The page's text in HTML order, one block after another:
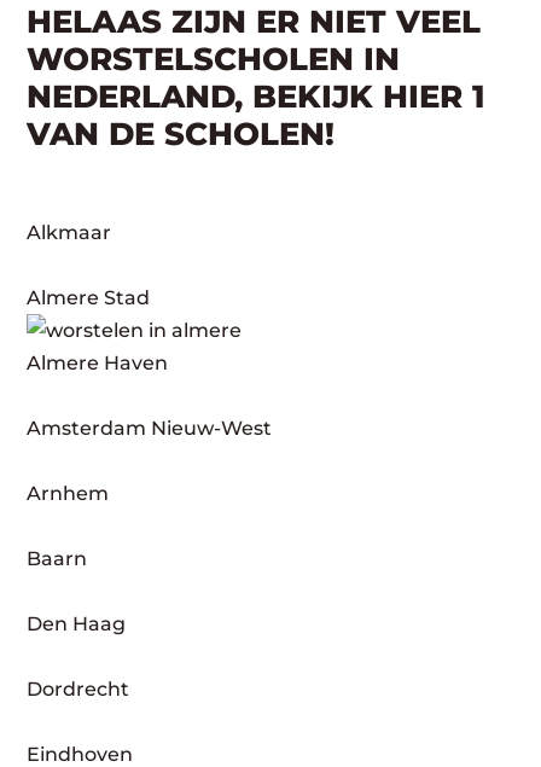
HELAAS ZIJN ER NIET VEEL
WORSTELSCHOLEN IN
NEDERLAND, BEKIJK HIER 1
VAN DE SCHOLEN!
Alkmaar
Almere Stad
Almere Haven
Amsterdam Nieuw-West
Arnhem
Baarn
Den Haag
Dordrecht
Eindhoven